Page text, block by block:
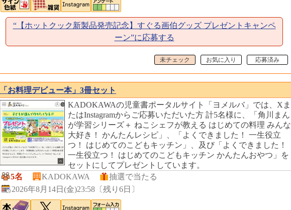
“【ホットクック新製品発売記念】すぐる画伯グッズ プレゼントキャンペ
ーン”に応募する
未チェック お気に入り 応募済み
「お料理デビュー本」3冊セット
KADOKAWAの児童書ポータルサイト「ヨメルバ」では、Xま
たはInstagramからご応募いただいた方 計5名様に、「角川まん
が学習シリーズ＋ ねこシェフが教える はじめての料理 みんな
大好き！ かんたんレシピ」、「よくできました！ 一生役立
つ！ はじめてのこどもキッチン」、及び「よくできました！
一生役立つ！ はじめてのこどもキッチン かんたんおやつ」を
セットにしてプレゼントしています。
5名
KADOKAWA
抽選で当たる
2026年8月14日(金)23:58 〔残り6日 〕